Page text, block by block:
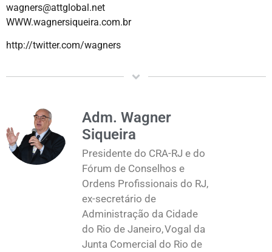
wagners@attglobal.net
WWW.wagnersiqueira.com.br
http://twitter.com/wagners
Adm. Wagner
Siqueira
Presidente do CRA-RJ e do
Fórum de Conselhos e
Ordens Profissionais do RJ,
ex-secretário de
Administração da Cidade
do Rio de Janeiro, Vogal da
Junta Comercial do Rio de